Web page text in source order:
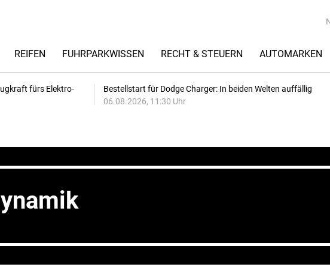
REIFEN FUHRPARKWISSEN RECHT & STEUERN AUTOMARKEN
fürs Elektro-
Bestellstart für Dodge Charger: In beiden Welten auffällig
06.08.2026, 11:30 Uhr